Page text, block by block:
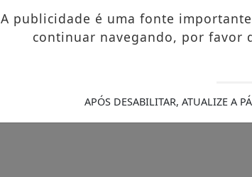
A publicidade é uma fonte
continuar navegando, por favor
APÓS DESABILITAR, ATUALIZE A